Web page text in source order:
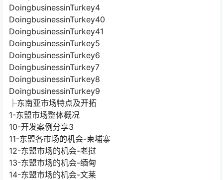
DoingbusinessinTurkey40
DoingbusinessinTurkey41
DoingbusinessinTurkey5
DoingbusinessinTurkey6
DoingbusinessinTurkey7
DoingbusinessinTurkey8
DoingbusinessinTurkey9
├东南亚市场特点及开拓
1-东盟市场整体概况
10-开发案例分享3
11-东盟各市场的机会-柬埔寨
12-东盟市场的机会-老挝
13-东盟市场的机会-缅甸
14-东盟市场的机会-文莱
15-开发案例分享4